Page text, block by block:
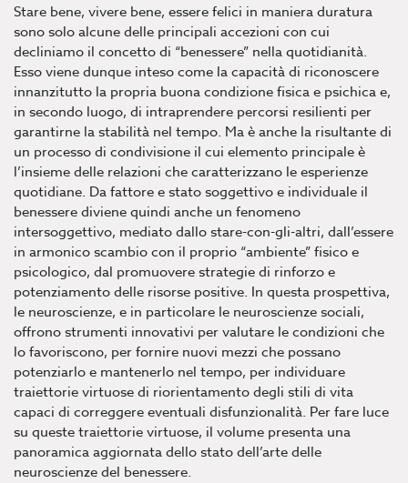
Stare bene, vivere bene, essere felici in maniera duratura
sono solo alcune delle principali accezioni con cui
decliniamo il concetto di “benessere” nella quotidianità.
Esso viene dunque inteso come la capacità di riconoscere
innanzitutto la propria buona condizione fisica e psichica e,
in secondo luogo, di intraprendere percorsi resilienti per
garantirne la stabilità nel tempo. Ma è anche la risultante di
un processo di condivisione il cui elemento principale è
l’insieme delle relazioni che caratterizzano le esperienze
quotidiane. Da fattore e stato soggettivo e individuale il
benessere diviene quindi anche un fenomeno
intersoggettivo, mediato dallo stare-con-gli-altri, dall’essere
in armonico scambio con il proprio “ambiente” fisico e
psicologico, dal promuovere strategie di rinforzo e
potenziamento delle risorse positive. In questa prospettiva,
le neuroscienze, e in particolare le neuroscienze sociali,
offrono strumenti innovativi per valutare le condizioni che
lo favoriscono, per fornire nuovi mezzi che possano
potenziarlo e mantenerlo nel tempo, per individuare
traiettorie virtuose di riorientamento degli stili di vita
capaci di correggere eventuali disfunzionalità. Per fare luce
su queste traiettorie virtuose, il volume presenta una
panoramica aggiornata dello stato dell’arte delle
neuroscienze del benessere.